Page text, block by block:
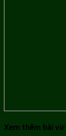
Xem thêm bài